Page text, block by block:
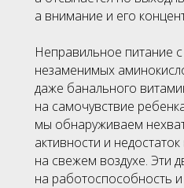
а внимание и его
Неправильное питание
незаменимых
даже банального
на самочувствие
мы обнаруживаем
активности и
на свежем воздухе. Эти
на работоспособность